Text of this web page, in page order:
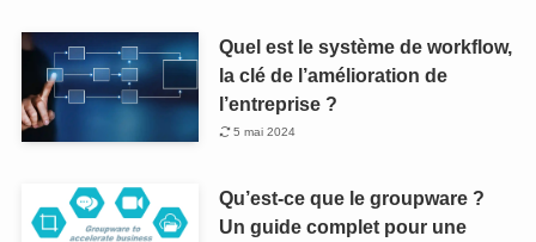
Quel est le système de workflow,
la clé de l’amélioration de
l’entreprise ?
5 mai 2024
Qu’est-ce que le groupware ?
Un guide complet pour une